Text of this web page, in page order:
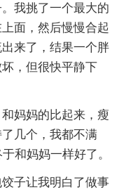
我挑了一个最大的
面，然后慢慢合起
来了，结果一个胖
，但很快平静下
妈妈的比起来，瘦
几个，我都不满
和妈妈一样好了。
子让我明白了做事